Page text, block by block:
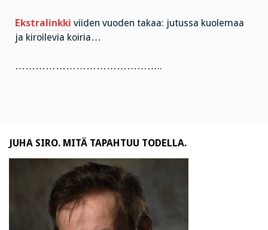
Ekstralinkki viiden vuoden takaa: jutussa kuolemaa
ja kiroilevia koiria…
……………………………………..
JUHA SIRO. MITÄ TAPAHTUU TODELLA.